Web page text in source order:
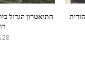
התיאטרון הגדול
28 מרץ 2024